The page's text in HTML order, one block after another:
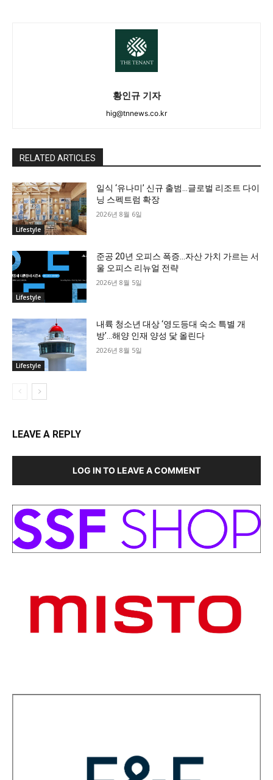
황인규 기자
hig@tnnews.co.kr
RELATED ARTICLES
Lifestyle
일식 ‘유나미’ 신규 출범…글로벌 리조트 다이
닝 스펙트럼 확장
2026년 8월 6일
Lifestyle
준공 20년 오피스 폭증…자산 가치 가르는 서
울 오피스 리뉴얼 전략
2026년 8월 5일
Lifestyle
내륙 청소년 대상 ‘영도등대 숙소 특별 개
방’…해양 인재 양성 닻 올린다
2026년 8월 5일
LEAVE A REPLY
LOG IN TO LEAVE A COMMENT